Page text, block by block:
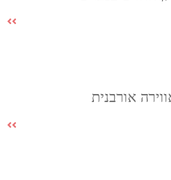
אורבנית